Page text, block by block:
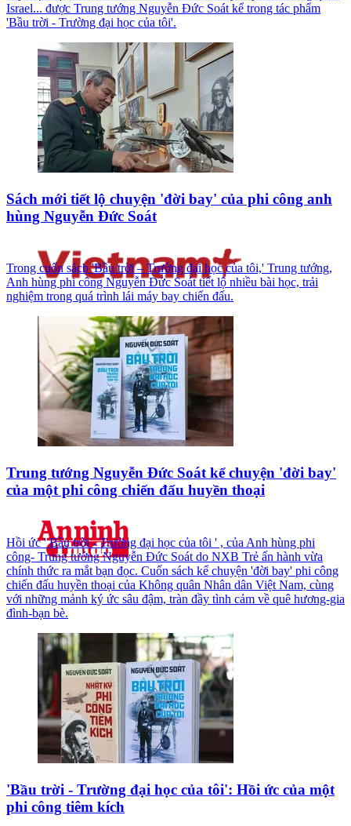
Israel... được Trung tướng Nguyễn Đức Soát kể trong tác phẩm
'Bầu trời - Trường đại học của tôi'.
Sách mới tiết lộ chuyện 'đời bay' của phi công anh
hùng Nguyễn Đức Soát
Trong cuốn sách 'Bầu trời – Trường đại học của tôi,' Trung tướng,
Anh hùng phi công Nguyễn Đức Soát tiết lộ nhiều bài học, trải
nghiệm trong quá trình lái máy bay chiến đấu.
Trung tướng Nguyễn Đức Soát kể chuyện 'đời bay'
của một phi công chiến đấu huyền thoại
Hồi ức ' Bầu trời - Trường đại học của tôi ' , của Anh hùng phi
công- Trung tướng Nguyễn Đức Soát do NXB Trẻ ấn hành vừa
chính thức ra mắt bạn đọc. Cuốn sách kể chuyện 'đời bay' phi công
chiến đấu huyền thoại của Không quân Nhân dân Việt Nam, cùng
với những mảnh ký ức sâu đậm, tràn đầy tình cảm về quê hương-gia
đình-bạn bè.
'Bầu trời - Trường đại học của tôi': Hồi ức của một
phi công tiêm kích